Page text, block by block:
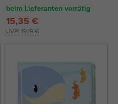
beim Lieferanten vorrätig
UVP: 19,19 €
15,35 €